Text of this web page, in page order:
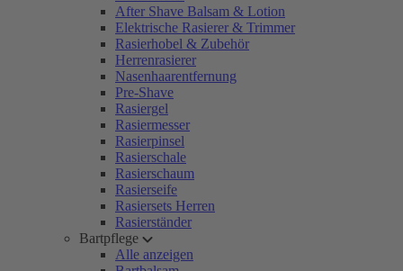
After Shave Balsam & Lotion
Elektrische Rasierer & Trimmer
Rasierhobel & Zubehör
Herrenrasierer
Nasenhaarentfernung
Pre-Shave
Rasiergel
Rasiermesser
Rasierpinsel
Rasierschale
Rasierschaum
Rasierseife
Rasiersets Herren
Rasierständer
Bartpflege
Alle anzeigen